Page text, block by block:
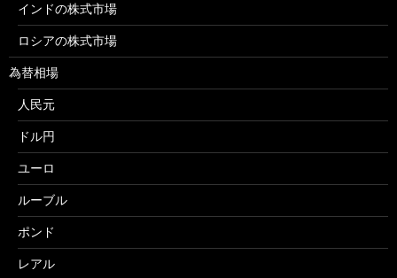
インドの株式市場
ロシアの株式市場
為替相場
人民元
ドル円
ユーロ
ルーブル
ポンド
レアル